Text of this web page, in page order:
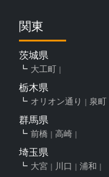
関東
茨城県
大工町
栃木県
オリオン通り 泉町
群馬県
前橋 高崎
埼玉県
大宮 川口 浦和